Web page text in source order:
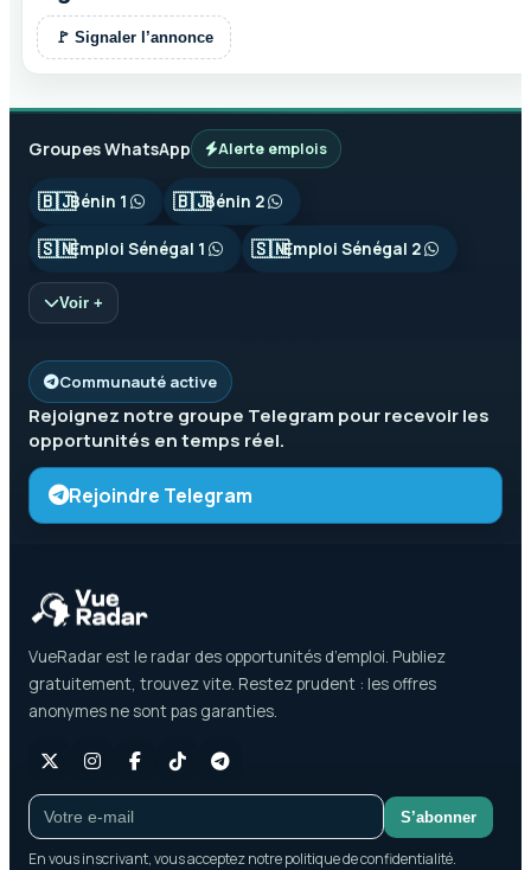
🚩 Signaler l’annonce
Groupes WhatsApp Alerte emplois
🇧🇯Bénin 1 🇧🇯Bénin 2
🇸🇳Emploi Sénégal 1 🇸🇳Emploi Sénégal 2
Voir +
Communauté active
Rejoignez notre groupe Telegram pour recevoir les
opportunités en temps réel.
Rejoindre Telegram
VueRadar est le radar des opportunités d’emploi. Publiez
gratuitement, trouvez vite. Restez prudent : les offres
anonymes ne sont pas garanties.
S’abonner
En vous inscrivant, vous acceptez notre politique de confidentialité.